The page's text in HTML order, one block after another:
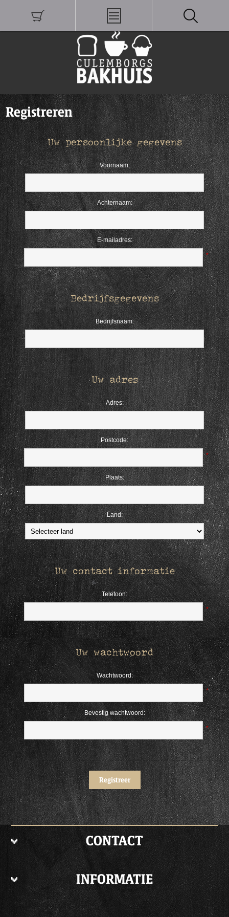
Registreren
Uw persoonlijke gegevens
Voornaam:
Achternaam:
E-mailadres:
*
Bedrijfsgegevens
Bedrijfsnaam:
Uw adres
Adres:
Postcode:
*
Plaats:
Land:
Uw contact informatie
Telefoon:
*
Uw wachtwoord
Wachtwoord:
*
Bevestig wachtwoord:
*
CONTACT
INFORMATIE